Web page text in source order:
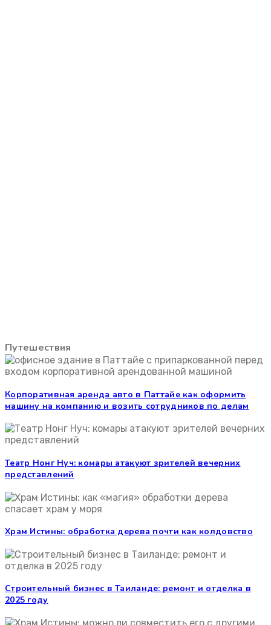
Путешествия
Корпоративная аренда авто в Паттайе как оформить
машину на компанию и возить сотрудников по делам
Театр Нонг Нуч: комары атакуют зрителей вечерних
представлений
Храм Истины: обработка дерева почти как колдовство
Строительный бизнес в Таиланде: ремонт и отделка в
2025 году